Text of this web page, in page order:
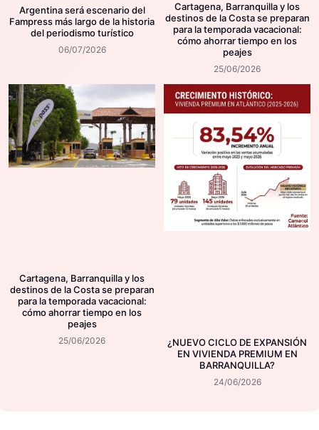
Argentina será escenario del
Fampress más largo de la historia
del periodismo turístico
06/07/2026
Cartagena, Barranquilla y los
destinos de la Costa se preparan
para la temporada vacacional:
cómo ahorrar tiempo en los
peajes
25/06/2026
Cartagena, Barranquilla y los
destinos de la Costa se preparan
para la temporada vacacional:
cómo ahorrar tiempo en los
peajes
25/06/2026
¿NUEVO CICLO DE EXPANSIÓN
EN VIVIENDA PREMIUM EN
BARRANQUILLA?
24/06/2026